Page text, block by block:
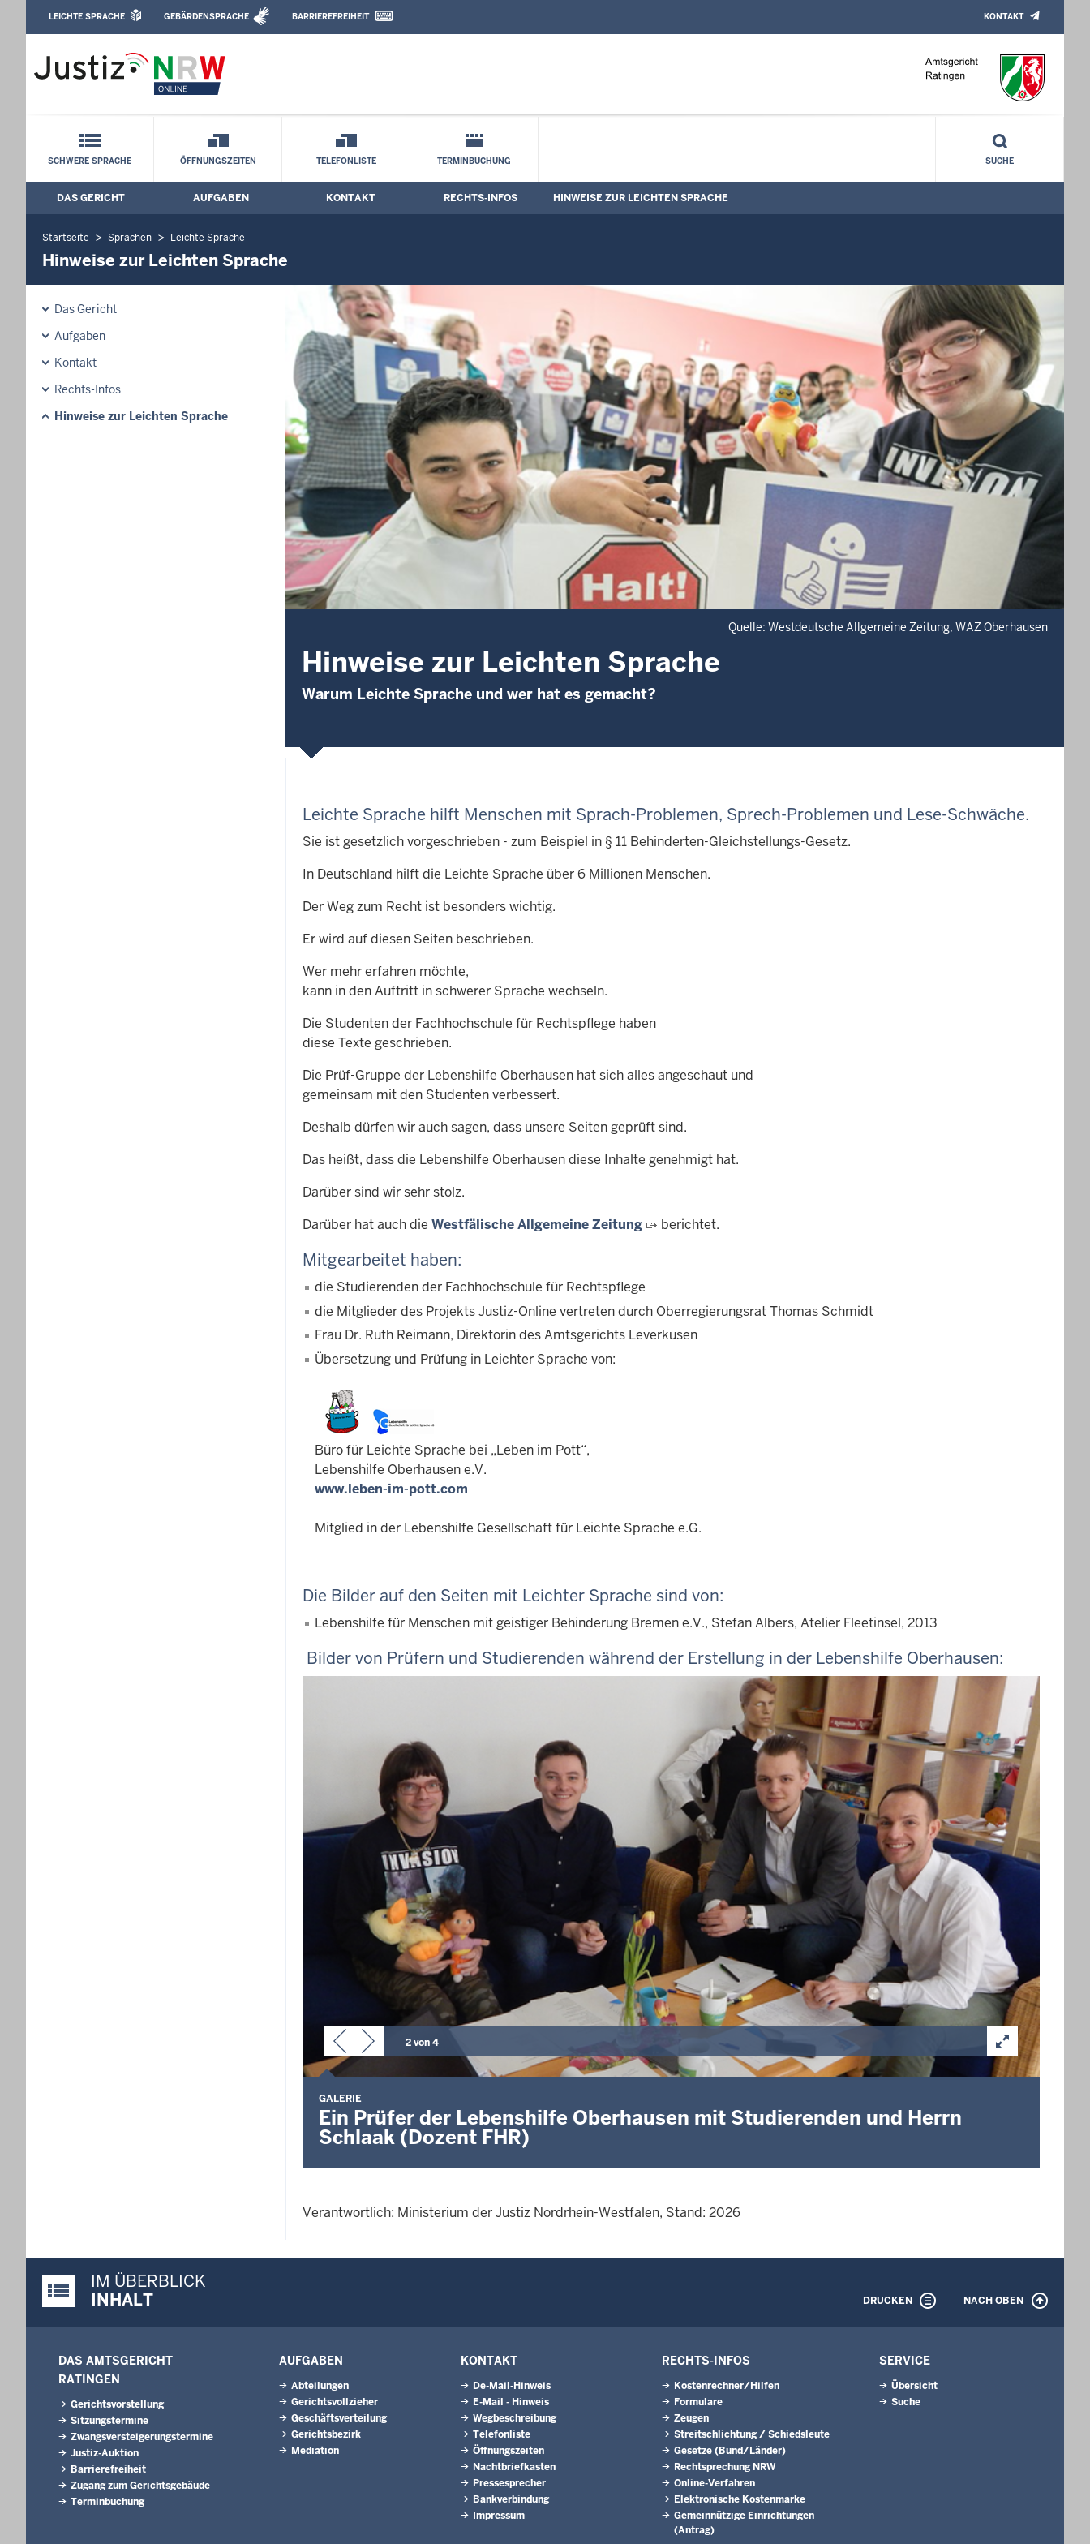
Amtsgericht Ratingen: Hinweise zur Leichten Sprache
Leichte Sprache, Gebärdensprachenvideo und Kontaktformular
LEICHTE SPRACHE GEBÄRDENSPRACHE BARRIEREFREIHEIT KONTAKT
Schnellnavigation mit Volltext-Suche
SCHWERE SPRACHE ÖFFNUNGSZEITEN TELEFONLISTE TERMINBUCHUNG SUCHE
Hauptmenü: Hauptnavigation
DAS GERICHT AUFGABEN KONTAKT RECHTS-INFOS HINWEISE ZUR LEICHTEN SPRACHE
Startseite Sprachen Leichte Sprache
Hinweise zur Leichten Sprache
Das Gericht
Aufgaben
Kontakt
Rechts-Infos
Hinweise zur Leichten Sprache
Quelle: Westdeutsche Allgemeine Zeitung, WAZ Oberhausen
Hinweise zur Leichten Sprache
Warum Leichte Sprache und wer hat es gemacht?
Leichte Sprache hilft Menschen mit Sprach-Problemen, Sprech-Problemen und Lese-Schwäche.
Sie ist gesetzlich vorgeschrieben - zum Beispiel in § 11 Behinderten-Gleichstellungs-Gesetz.
In Deutschland hilft die Leichte Sprache über 6 Millionen Menschen.
Der Weg zum Recht ist besonders wichtig.
Er wird auf diesen Seiten beschrieben.
Wer mehr erfahren möchte,
kann in den Auftritt in schwerer Sprache wechseln.
Die Studenten der Fachhochschule für Rechtspflege haben
diese Texte geschrieben.
Die Prüf-Gruppe der Lebenshilfe Oberhausen hat sich alles angeschaut und
gemeinsam mit den Studenten verbessert.
Deshalb dürfen wir auch sagen, dass unsere Seiten geprüft sind.
Das heißt, dass die Lebenshilfe Oberhausen diese Inhalte genehmigt hat.
Darüber sind wir sehr stolz.
Darüber hat auch die Westfälische Allgemeine Zeitung berichtet.
Mitgearbeitet haben:
die Studierenden der Fachhochschule für Rechtspflege
die Mitglieder des Projekts Justiz-Online vertreten durch Oberregierungsrat Thomas Schmidt
Frau Dr. Ruth Reimann, Direktorin des Amtsgerichts Leverkusen
Übersetzung und Prüfung in Leichter Sprache von:
Büro für Leichte Sprache bei „Leben im Pott“,
Lebenshilfe Oberhausen e.V.
www.leben-im-pott.com
Mitglied in der Lebenshilfe Gesellschaft für Leichte Sprache e.G.
Die Bilder auf den Seiten mit Leichter Sprache sind von:
Lebenshilfe für Menschen mit geistiger Behinderung Bremen e.V., Stefan Albers, Atelier Fleetinsel, 2013
Bilder von Prüfern und Studierenden während der Erstellung in der Lebenshilfe Oberhausen:
2 von 4
GALERIE
Ein Prüfer der Lebenshilfe Oberhausen mit Studierenden und Herrn
Schlaak (Dozent FHR)
Verantwortlich: Ministerium der Justiz Nordrhein-Westfalen, Stand: 2026
Justiz-Portal im Überblick:
IM ÜBERBLICK
INHALT
DRUCKEN NACH OBEN
DAS AMTSGERICHT
RATINGEN
Gerichtsvorstellung
Sitzungstermine
Zwangsversteigerungs­termine
Justiz-Auktion
Barrierefreiheit
Zugang zum Gerichtsgebäude
Terminbuchung
AUFGABEN
Abteilungen
Gerichtsvollzieher
Geschäftsverteilung
Gerichtsbezirk
Mediation
KONTAKT
De-Mail-Hinweis
E-Mail - Hinweis
Wegbeschreibung
Telefonliste
Öffnungszeiten
Nachtbriefkasten
Pressesprecher
Bankverbindung
Impressum
RECHTS-INFOS
Kostenrechner/Hilfen
Formulare
Zeugen
Streitschlichtung / Schiedsleute
Gesetze (Bund/Länder)
Rechtsprechung NRW
Online-Verfahren
Elektronische Kostenmarke
Gemeinnützige Einrichtungen
(Antrag)
SERVICE
Übersicht
Suche